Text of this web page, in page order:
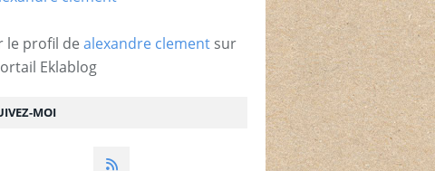
MOI
le profil de alexandre clement sur
Eklablog